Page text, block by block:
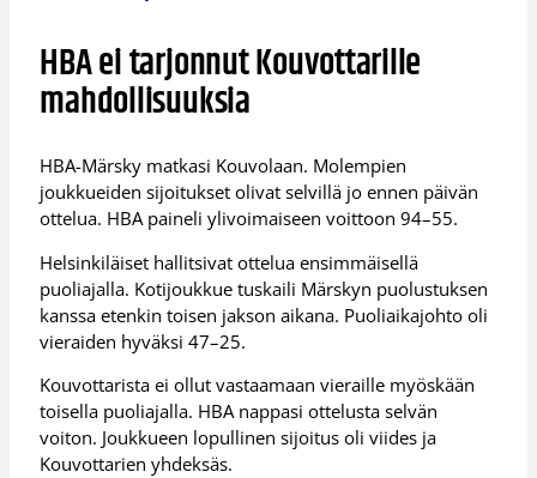
HBA ei tarjonnut Kouvottarille
mahdollisuuksia
HBA-Märsky matkasi Kouvolaan. Molempien
joukkueiden sijoitukset olivat selvillä jo ennen päivän
ottelua. HBA paineli ylivoimaiseen voittoon 94–55.
Helsinkiläiset hallitsivat ottelua ensimmäisellä
puoliajalla. Kotijoukkue tuskaili Märskyn puolustuksen
kanssa etenkin toisen jakson aikana. Puoliaikajohto oli
vieraiden hyväksi 47–25.
Kouvottarista ei ollut vastaamaan vieraille myöskään
toisella puoliajalla. HBA nappasi ottelusta selvän
voiton. Joukkueen lopullinen sijoitus oli viides ja
Kouvottarien yhdeksäs.